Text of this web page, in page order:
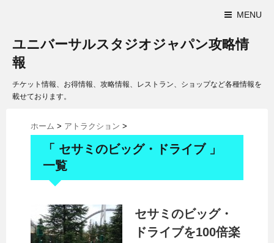
MENU
ユニバーサルスタジオジャパン攻略情
報
チケット情報、お得情報、攻略情報、レストラン、ショップなど各種情報を
載せております。
ホーム > アトラクション >
「 セサミのビッグ・ドライブ 」
一覧
セサミのビッグ・
ドライブを100倍楽